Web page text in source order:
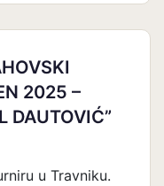
2025 –
DAUTOVIĆ”
u Travniku.